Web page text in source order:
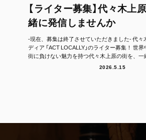
【ライター募集】代々木上
緒に発信しませんか
-現在、募集は終了させていただきました- 代々
ディア 「ACT LOCALLY」のライター募集！ 世
街に負けない魅力を持つ代々木上原の街を、一
2026.5.15